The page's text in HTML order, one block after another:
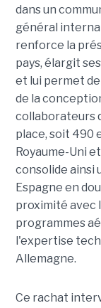
dans un
général
renforce la
pays, élargit
et lui permet
de la
collaborateurs
place, soit 490
Royaume-Uni
consolide ainsi
Espagne en
proximité avec
programmes
l'expertise
Allemagne.
Ce rachat